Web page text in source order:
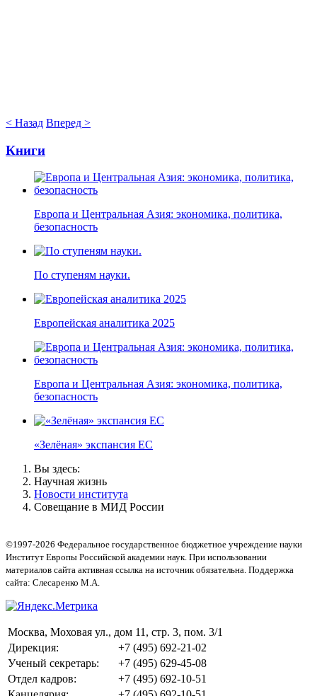
< Назад Вперед >
Книги
Европа и Центральная Азия: экономика, политика,
безопасность
По ступеням науки.
Европейская аналитика 2025
Европа и Центральная Азия: экономика, политика,
безопасность
«Зелёная» экспансия ЕС
Вы здесь:
Научная жизнь
Новости института
Совещание в МИД России
©1997-2026 Федеральное государственное бюджетное учреждение науки
Институт Европы Российской академии наук. При использовании
материалов сайта активная ссылка на источник обязательна. Поддержка
сайта: Слесаренко М.А.
Москва, Моховая ул., дом 11, стр. 3, пом. 3/1
Дирекция:
+7 (495) 692-21-02
Ученый секретарь:
+7 (495) 629-45-08
Отдел кадров:
+7 (495) 692-10-51